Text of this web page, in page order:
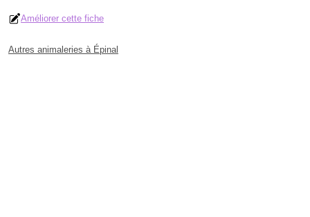
Améliorer cette fiche
Autres animaleries à Épinal